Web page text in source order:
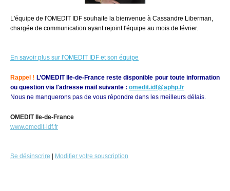
L'équipe de l'OMEDIT IDF souhaite la bienvenue à Cassandre Liberman,
chargée de communication ayant rejoint l'équipe au mois de février.
En savoir plus sur l'OMEDIT IDF et son équipe
Rappel ! L’OMEDIT Ile-de-France reste disponible pour toute information
ou question via l'adresse mail suivante : omedit.idf@aphp.fr
Nous ne manquerons pas de vous répondre dans les meilleurs délais.
OMEDIT Ile-de-France
www.omedit-idf.fr
Se désinscrire Modifier votre souscription